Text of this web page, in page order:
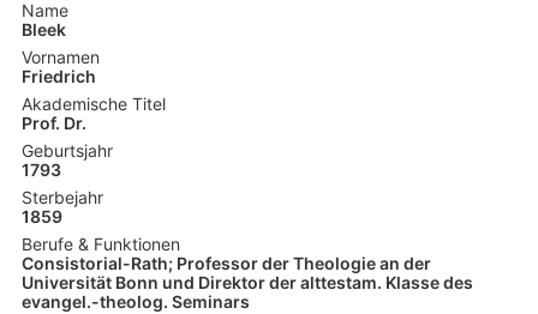
Name
Bleek
Vornamen
Friedrich
Akademische Titel
Prof. Dr.
Geburtsjahr
1793
Sterbejahr
1859
Berufe & Funktionen
Consistorial-Rath; Professor der Theologie an der
Universität Bonn und Direktor der alttestam. Klasse des
evangel.-theolog. Seminars